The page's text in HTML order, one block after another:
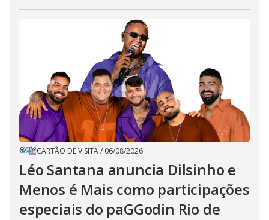
CARTÃO DE VISITA/ 06/08/2026
Léo Santana anuncia Dilsinho e
Menos é Mais como participações
especiais do paGGodin Rio de